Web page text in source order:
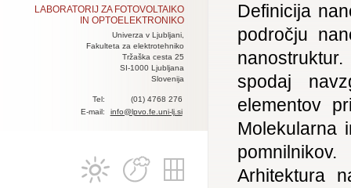
LABORATORIJ ZA FOTOVOLTAIKO
IN OPTOELEKTRONIKO
Univerza v Ljubljani,
Fakulteta za elektrotehniko
Tržaška cesta 25
SI-1000 Ljubljana
Slovenija
Tel:
(01) 4768 276
E-mail:
info@lpvo.fe.uni-lj.si
Definicija
področju
spodaj
elementov
Molekularna
Arhitektura